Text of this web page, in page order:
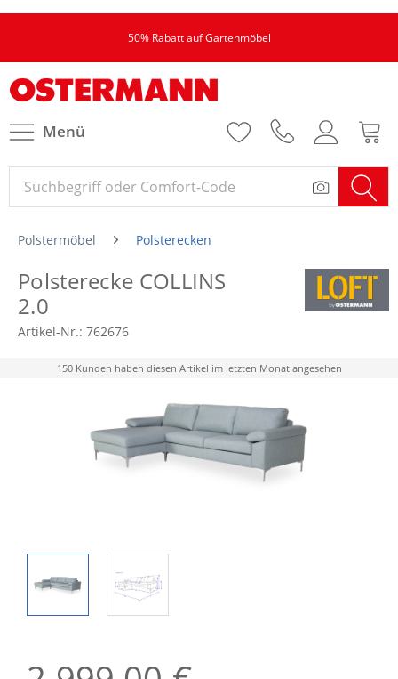
50% Rabatt auf Gartenmöbel
Menü
Polstermöbel Polsterecken
Polsterecke COLLINS
2.0
Artikel-Nr.: 762676
150 Kunden haben diesen Artikel im letzten Monat angesehen